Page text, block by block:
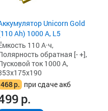
Unicorn Gold
Ah) 1000 А, L5
110 А·ч,
обратная [- +],
ток 1000 А,
468р. при сдаче акб
р.